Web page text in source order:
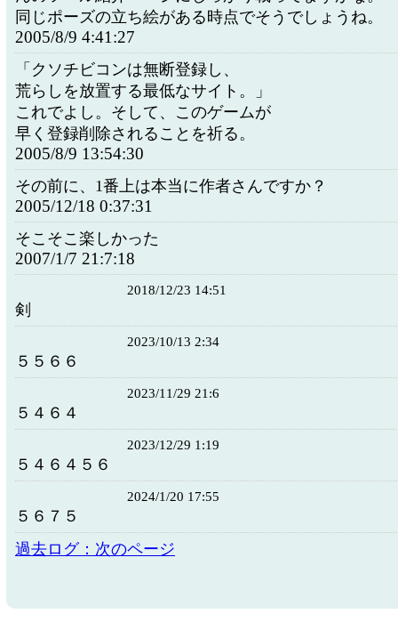
同じポーズの立ち絵がある時点でそうでしょうね。
2005/8/9 4:41:27
「クソチビコンは無断登録し、
荒らしを放置する最低なサイト。」
これでよし。そして、このゲームが
早く登録削除されることを祈る。
2005/8/9 13:54:30
その前に、1番上は本当に作者さんですか？
2005/12/18 0:37:31
そこそこ楽しかった
2007/1/7 21:7:18
2018/12/23 14:51
剣
2023/10/13 2:34
５５６６
2023/11/29 21:6
５４６４
2023/12/29 1:19
５４６４５６
2024/1/20 17:55
５６７５
過去ログ：次のページ